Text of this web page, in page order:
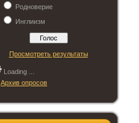
Родноверие
Инглиизм
Просмотреть результаты
Loading ...
Архив опросов